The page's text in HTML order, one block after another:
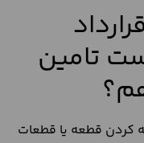
تامین
کردن قطعه یا قطعات